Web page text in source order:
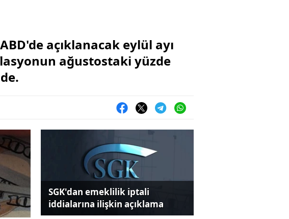
açıklanacak eylül ayı
ağustostaki yüzde
SGK'dan emeklilik iptali
iddialarına ilişkin açıklama